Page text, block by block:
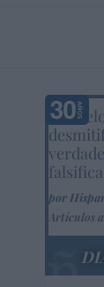
por
Artículos